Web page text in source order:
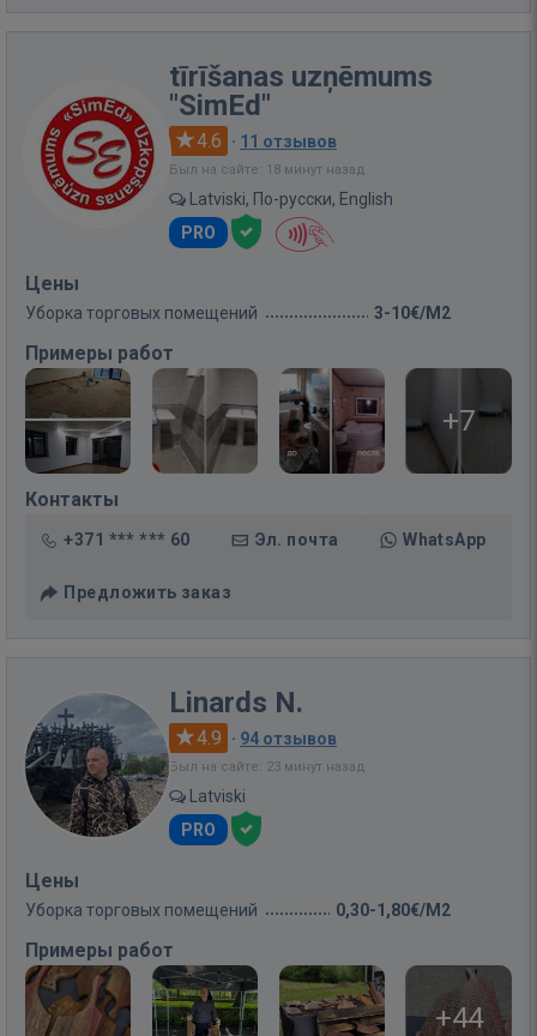
tīrīšanas uzņēmums
"SimEd"
4.6 · 11 отзывов
Был на сайте: 18 минут назад
Latviski, По-русски, English
PRO
Цены
Уборка торговых помещений 3-10€/M2
Примеры работ
+7
Контакты
+371 *** *** 60 Эл. почта WhatsApp
Предложить заказ
Linards N.
4.9 · 94 отзывов
Был на сайте: 23 минут назад
Latviski
PRO
Цены
Уборка торговых помещений 0,30-1,80€/M2
Примеры работ
+44